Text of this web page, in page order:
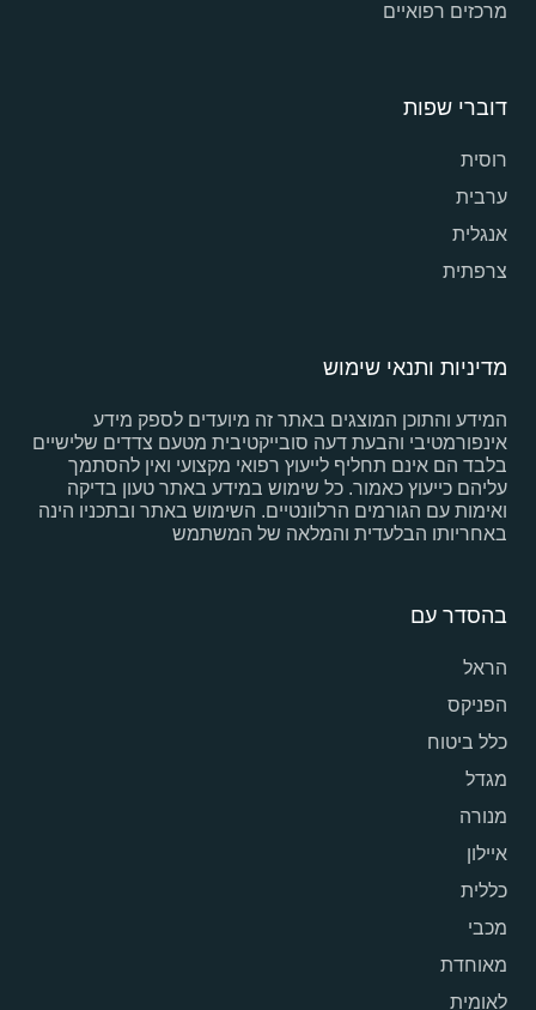
מרכזים רפואיים
דוברי שפות
רוסית
ערבית
אנגלית
צרפתית
מדיניות ותנאי שימוש
המידע והתוכן המוצגים באתר זה מיועדים לספק מידע
אינפורמטיבי והבעת דעה סובייקטיבית מטעם צדדים שלישיים
בלבד הם אינם תחליף לייעוץ רפואי מקצועי ואין להסתמך
עליהם כייעוץ כאמור. כל שימוש במידע באתר טעון בדיקה
ואימות עם הגורמים הרלוונטיים. השימוש באתר ובתכניו הינה
באחריותו הבלעדית והמלאה של המשתמש
בהסדר עם
הראל
הפניקס
כלל ביטוח
מגדל
מנורה
איילון
כללית
מכבי
מאוחדת
לאומית